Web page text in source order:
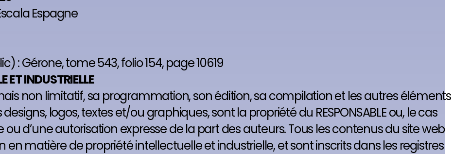
Espagne
Gérone, tome 543, folio 154, page 10619
ET INDUSTRIELLE
non limitatif, sa programmation, son édition, sa compilation et les autres éléments
logos, textes et/ou graphiques, sont la propriété du RESPONSABLE ou, le cas
d’une autorisation expresse de la part des auteurs. Tous les contenus du site web
matière de propriété intellectuelle et industrielle, et sont inscrits dans les registres